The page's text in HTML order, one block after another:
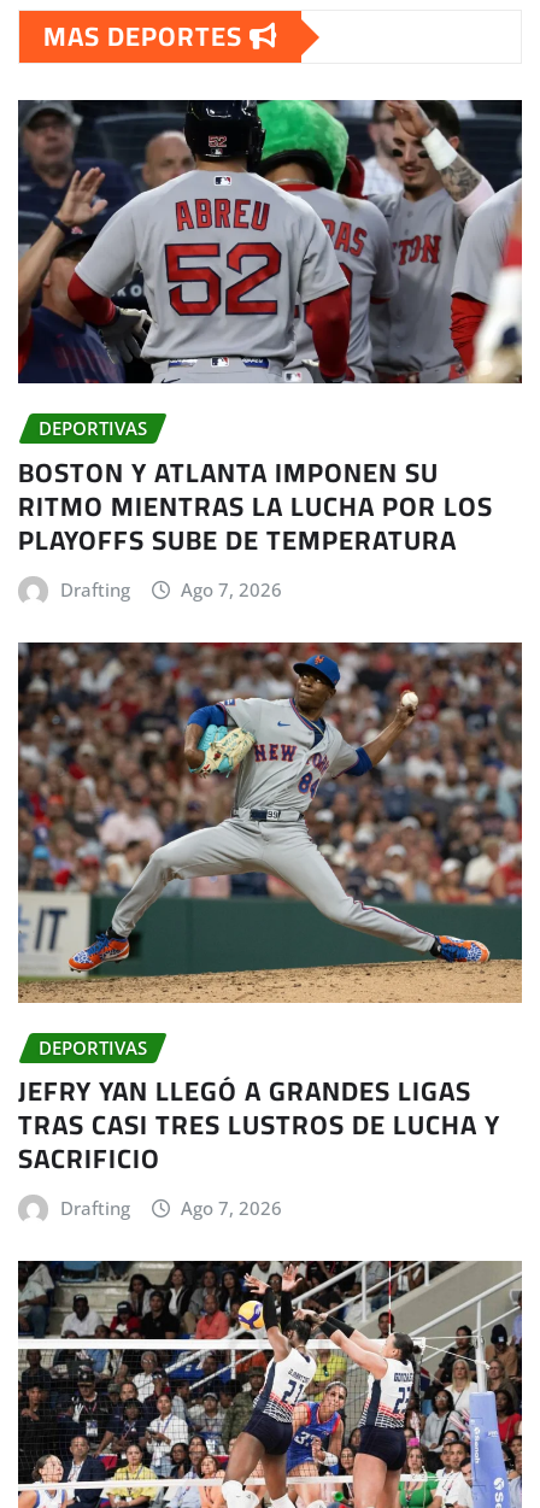
MAS DEPORTES
DEPORTIVAS
BOSTON Y ATLANTA IMPONEN SU
RITMO MIENTRAS LA LUCHA POR LOS
PLAYOFFS SUBE DE TEMPERATURA
Drafting Ago 7, 2026
DEPORTIVAS
JEFRY YAN LLEGÓ A GRANDES LIGAS
TRAS CASI TRES LUSTROS DE LUCHA Y
SACRIFICIO
Drafting Ago 7, 2026